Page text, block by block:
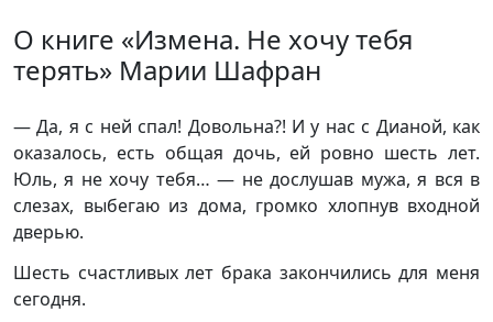
О книге «Измена. Не хочу тебя
терять» Марии Шафран
— Да, я с ней спал! Довольна?! И у нас с Дианой, как
оказалось, есть общая дочь, ей ровно шесть лет.
Юль, я не хочу тебя… — не дослушав мужа, я вся в
слезах, выбегаю из дома, громко хлопнув входной
дверью.
Шесть счастливых лет брака закончились для меня
сегодня.